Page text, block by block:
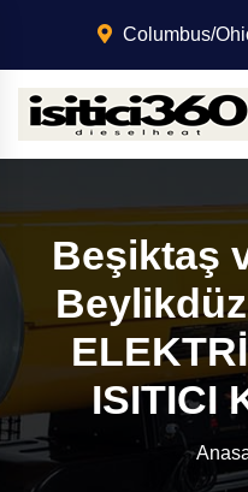
Columbus/
Beşiktaş
ISITICI